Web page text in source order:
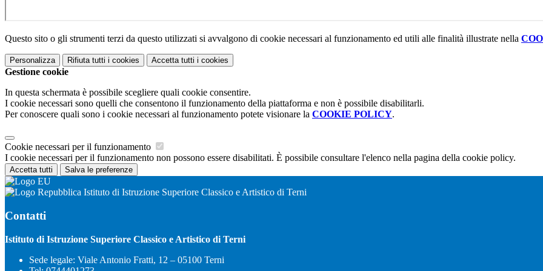
Questo sito o gli strumenti terzi da questo utilizzati si avvalgono di cookie necessari al funzionamento ed utili alle finalità illustrate nella
Personalizza Rifiuta tutti i cookies Accetta tutti i cookies
Gestione cookie
In questa schermata è possibile scegliere quali cookie consentire.
I cookie necessari sono quelli che consentono il funzionamento della piattaforma e non è possibile disabilitarli.
Per conoscere quali sono i cookie necessari al funzionamento potete visionare la COOKIE POLICY.
Cookie necessari per il funzionamento
I cookie necessari per il funzionamento non possono essere disabilitati. È possibile consultare l'elenco nella pagina della cookie policy.
Accetta tutti Salva le preferenze
Istituto di Istruzione Superiore Classico e Artistico di Terni
Contatti
Istituto di Istruzione Superiore Classico e Artistico di Terni
Sede legale: Viale Antonio Fratti, 12 – 05100 Terni